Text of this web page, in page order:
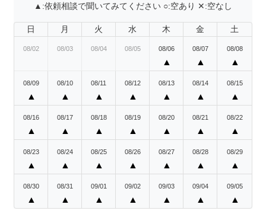
▲:依頼相談で聞いてみてください ○:空あり ✕:空なし
日 月 火 水 木 金 土
08/02 08/03 08/04 08/05 08/06
▲
08/07
▲
08/08
▲
08/09
▲
08/10
▲
08/11
▲
08/12
▲
08/13
▲
08/14
▲
08/15
▲
08/16
▲
08/17
▲
08/18
▲
08/19
▲
08/20
▲
08/21
▲
08/22
▲
08/23
▲
08/24
▲
08/25
▲
08/26
▲
08/27
▲
08/28
▲
08/29
▲
08/30
▲
08/31
▲
09/01
▲
09/02
▲
09/03
▲
09/04
▲
09/05
▲